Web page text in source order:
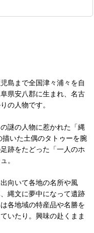
島まで全国津々浦々を自
県安八郡に生まれ、名古
の人物です。
謎の人物に惹かれた「縄
いた土偶のタトゥーを腕
跡をたどった「一人のホ
。
向いて各地の名所や風
縄文に夢中になって遺跡
各地域の特産品や名勝を
いたり。興味の赴くまま